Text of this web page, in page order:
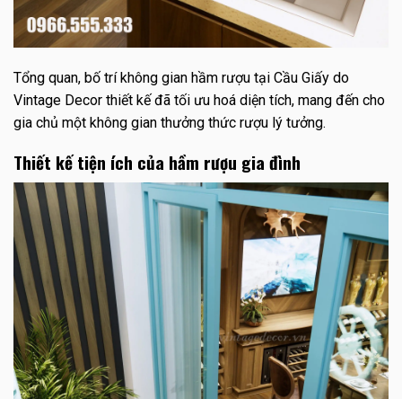
Tổng quan, bố trí không gian hầm rượu tại Cầu Giấy do
Vintage Decor thiết kế đã tối ưu hoá diện tích, mang đến cho
gia chủ một không gian thưởng thức rượu lý tưởng.
Thiết kế tiện ích của hầm rượu gia đình